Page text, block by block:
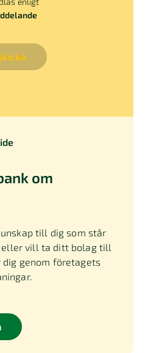
om
till dig som står
vill ta ditt bolag till
dig genom företagets